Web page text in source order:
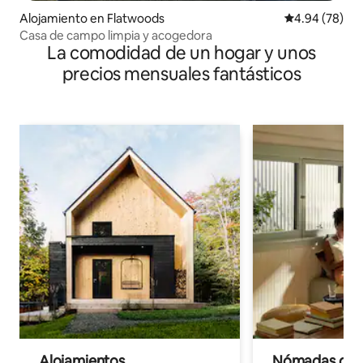
Alojamiento en Flatwoods Calificación
4.94 (78)
Casa de campo limpia y acogedora
La comodidad de un hogar y unos
precios mensuales fantásticos